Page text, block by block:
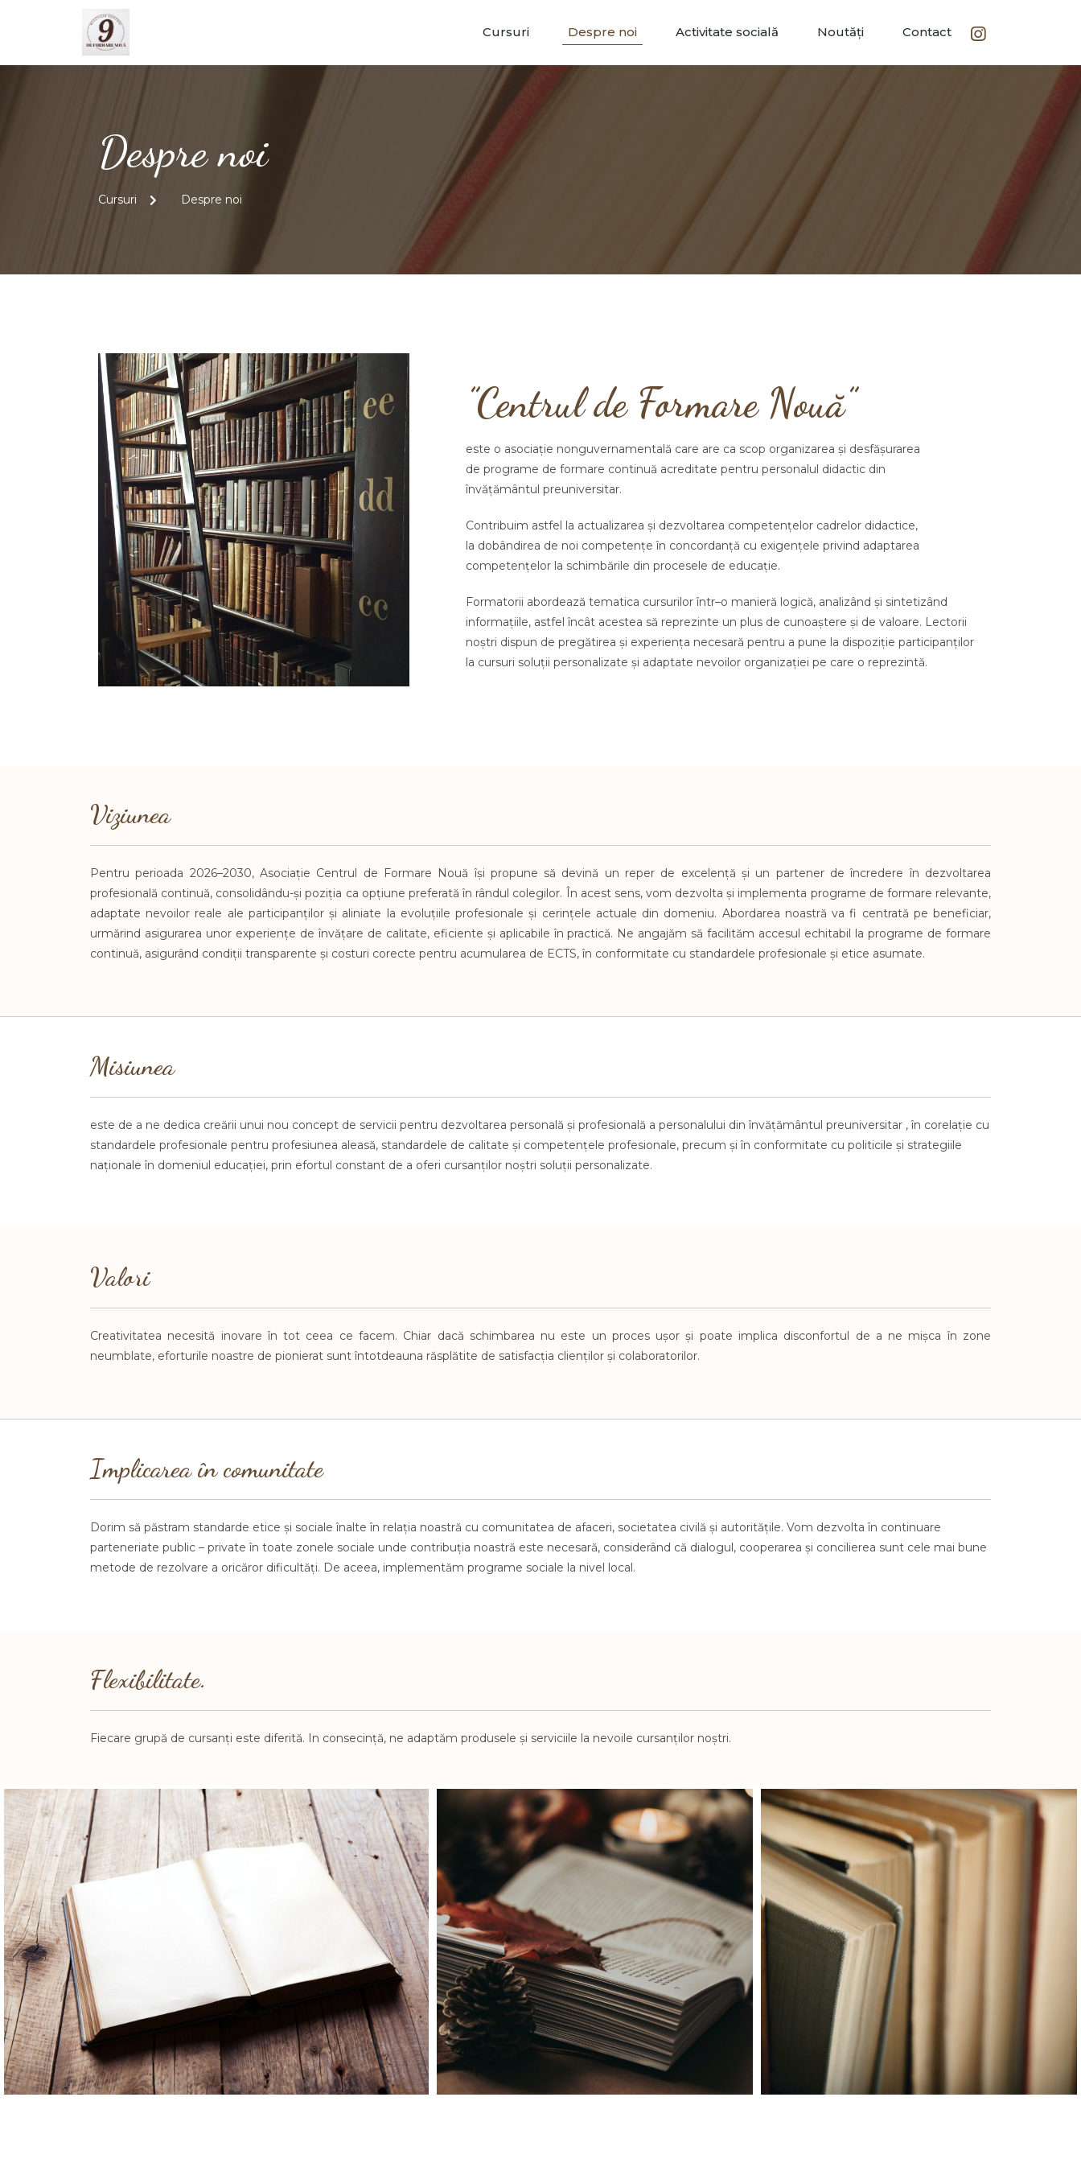
Cursuri Despre noi Activitate socială Noutăți Contact
Despre noi
Cursuri Despre noi
”Centrul de Formare Nouă”
este o asociație nonguvernamentală care are ca scop organizarea și desfășurarea
de programe de formare continuă acreditate pentru personalul didactic din
învăţământul preuniversitar.
Contribuim astfel la actualizarea şi dezvoltarea competenţelor cadrelor didactice,
la dobândirea de noi competenţe în concordanţă cu exigenţele privind adaptarea
competenţelor la schimbările din procesele de educaţie.
Formatorii abordează tematica cursurilor într–o manieră logică, analizând și sintetizând
informațiile, astfel încât acestea să reprezinte un plus de cunoaștere și de valoare. Lectorii
noștri dispun de pregătirea și experiența necesară pentru a pune la dispoziție participanților
la cursuri soluții personalizate și adaptate nevoilor organizației pe care o reprezintă.
Viziunea
Pentru perioada 2026–2030, Asociație Centrul de Formare Nouă își propune să devină un reper de excelență și un partener de încredere în dezvoltarea
profesională continuă, consolidându-și poziția ca opțiune preferată în rândul colegilor. În acest sens, vom dezvolta și implementa programe de formare relevante,
adaptate nevoilor reale ale participanților și aliniate la evoluțiile profesionale și cerințele actuale din domeniu. Abordarea noastră va fi centrată pe beneficiar,
urmărind asigurarea unor experiențe de învățare de calitate, eficiente și aplicabile în practică. Ne angajăm să facilităm accesul echitabil la programe de formare
continuă, asigurând condiții transparente și costuri corecte pentru acumularea de ECTS, în conformitate cu standardele profesionale și etice asumate.
Misiunea
este de a ne dedica creării unui nou concept de servicii pentru dezvoltarea personală şi profesională a personalului din învăţământul preuniversitar , în corelaţie cu
standardele profesionale pentru profesiunea aleasă, standardele de calitate şi competenţele profesionale, precum şi în conformitate cu politicile şi strategiile
naţionale în domeniul educaţiei, prin efortul constant de a oferi cursanților noştri soluţii personalizate.
Valori
Creativitatea necesită inovare în tot ceea ce facem. Chiar dacă schimbarea nu este un proces ușor și poate implica disconfortul de a ne mișca în zone
neumblate, eforturile noastre de pionierat suntîntotdeauna răsplătite de satisfacția clienților și colaboratorilor.
Implicarea în comunitate
Dorim să păstram standarde etice și sociale înalte în relația noastră cu comunitatea de afaceri, societatea civilă și autoritățile. Vom dezvolta în continuare
parteneriate public – private în toate zonele sociale unde contribuția noastră este necesară, considerând că dialogul, cooperarea și concilierea sunt cele mai bune
metode de rezolvare a oricăror dificultăți. De aceea, implementăm programe sociale la nivel local.
Flexibilitate.
Fiecare grupă de cursanți este diferită. In consecință, ne adaptăm produsele și serviciile la nevoile cursanților noștri.